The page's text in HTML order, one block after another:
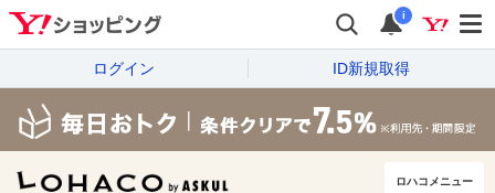
i
ログイン ID新規取得
ロハコメニュー